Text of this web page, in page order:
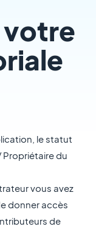
le statut
du
vous avez
donner accès
de